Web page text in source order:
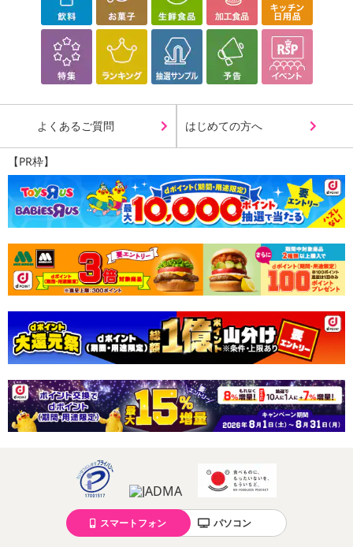
よくあるご質問 はじめての方へ
【PR枠】
スマートフォン パソコン